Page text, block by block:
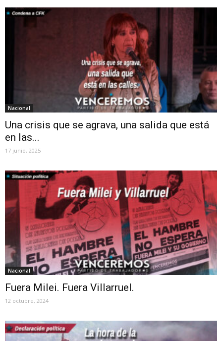
Nacional
Una crisis que se agrava, una salida que está
en las...
17 junio, 2025
Nacional
Fuera Milei. Fuera Villarruel.
12 octubre, 2024